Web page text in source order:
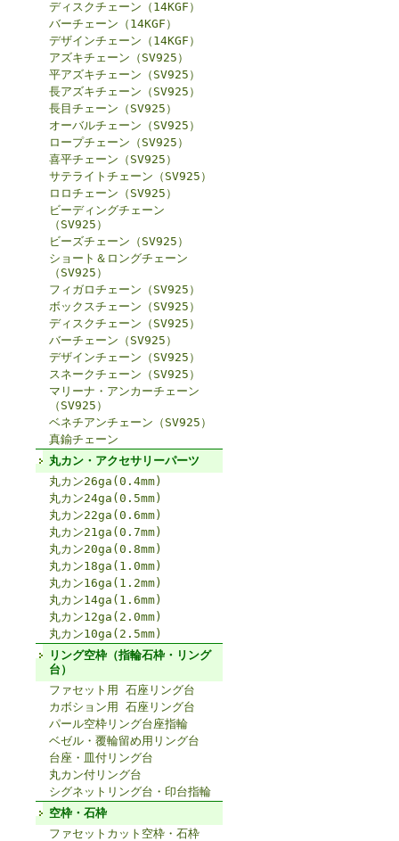
ディスクチェーン（14KGF）
バーチェーン（14KGF）
デザインチェーン（14KGF）
アズキチェーン（SV925）
平アズキチェーン（SV925）
長アズキチェーン（SV925）
長目チェーン（SV925）
オーバルチェーン（SV925）
ロープチェーン（SV925）
喜平チェーン（SV925）
サテライトチェーン（SV925）
ロロチェーン（SV925）
ビーディングチェーン
（SV925）
ビーズチェーン（SV925）
ショート＆ロングチェーン
（SV925）
フィガロチェーン（SV925）
ボックスチェーン（SV925）
ディスクチェーン（SV925）
バーチェーン（SV925）
デザインチェーン（SV925）
スネークチェーン（SV925）
マリーナ・アンカーチェーン
（SV925）
ベネチアンチェーン（SV925）
真鍮チェーン
丸カン・アクセサリーパーツ
丸カン26ga(0.4mm)
丸カン24ga(0.5mm)
丸カン22ga(0.6mm)
丸カン21ga(0.7mm)
丸カン20ga(0.8mm)
丸カン18ga(1.0mm)
丸カン16ga(1.2mm)
丸カン14ga(1.6mm)
丸カン12ga(2.0mm)
丸カン10ga(2.5mm)
リング空枠（指輪石枠・リング
台）
ファセット用 石座リング台
カボション用 石座リング台
パール空枠リング台座指輪
ベゼル・覆輪留め用リング台
台座・皿付リング台
丸カン付リング台
シグネットリング台・印台指輪
空枠・石枠
ファセットカット空枠・石枠